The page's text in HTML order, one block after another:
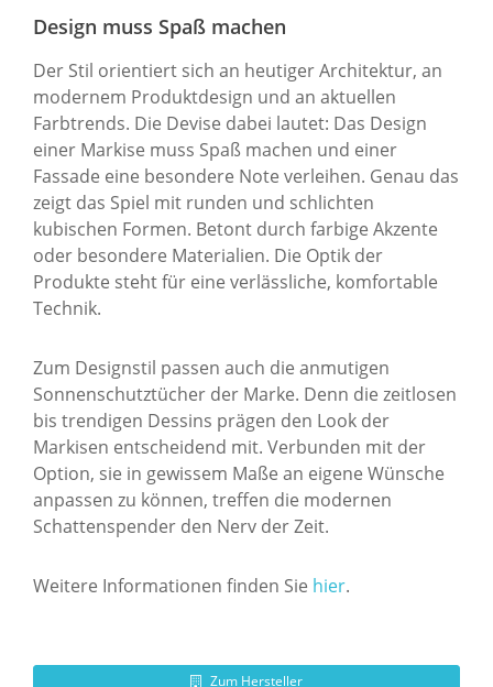
Design muss Spaß machen
Der Stil orientiert sich an heutiger Architektur, an
modernem Produktdesign und an aktuellen
Farbtrends. Die Devise dabei lautet: Das Design
einer Markise muss Spaß machen und einer
Fassade eine besondere Note verleihen. Genau das
zeigt das Spiel mit runden und schlichten
kubischen Formen. Betont durch farbige Akzente
oder besondere Materialien. Die Optik der
Produkte steht für eine verlässliche, komfortable
Technik.
Zum Designstil passen auch die anmutigen
Sonnenschutztücher der Marke. Denn die zeitlosen
bis trendigen Dessins prägen den Look der
Markisen entscheidend mit. Verbunden mit der
Option, sie in gewissem Maße an eigene Wünsche
anpassen zu können, treffen die modernen
Schattenspender den Nerv der Zeit.
Weitere Informationen finden Sie hier.
Zum Hersteller